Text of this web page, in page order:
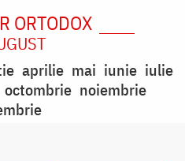
ORTODOX
aprilie mai iunie iulie
octombrie noiembrie